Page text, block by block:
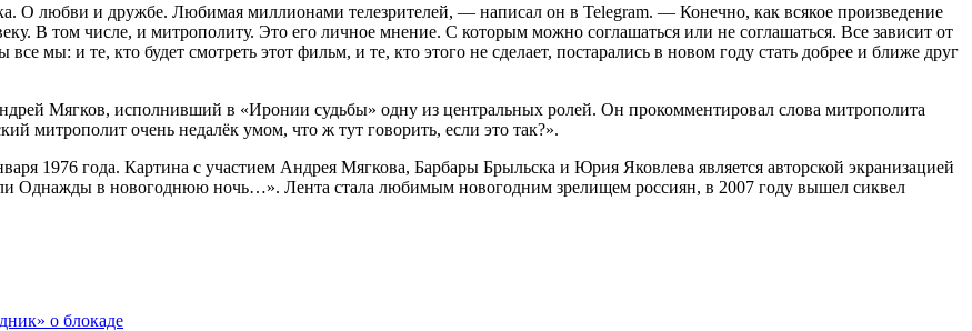
О любви и дружбе. Любимая миллионами телезрителей, — написал он в Telegram. — Конечно, как всякое произведение
В том числе, и митрополиту. Это его личное мнение. С которым можно соглашаться или не соглашаться. Все зависит от
мы: и те, кто будет смотреть этот фильм, и те, кто этого не сделает, постарались в новом году стать добрее и ближе друг
Мягков, исполнивший в «Иронии судьбы» одну из центральных ролей. Он прокомментировал слова митрополита
митрополит очень недалёк умом, что ж тут говорить, если это так?».
1976 года. Картина с участием Андрея Мягкова, Барбары Брыльска и Юрия Яковлева является авторской экранизацией
Однажды в новогоднюю ночь…». Лента стала любимым новогодним зрелищем россиян, в 2007 году вышел сиквел
о блокаде